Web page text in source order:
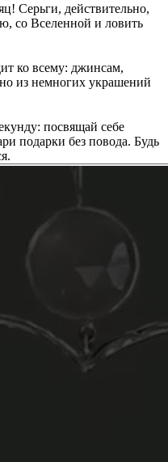
Серьги, действительно,
со Вселенной и ловить
ко всему: джинсам,
из немногих украшений
посвящай себе
подарки без повода. Будь